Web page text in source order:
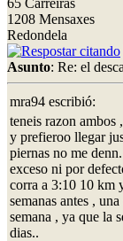
1208 Mensaxes
Redondela
Asunto: Re: el
mra94 escribió:
teneis razon ambos
y prefieroo llegar
piernas no me
exceso ni por
corra a 3:10 10 km
semanas antes ,
semana , ya que la
dias..